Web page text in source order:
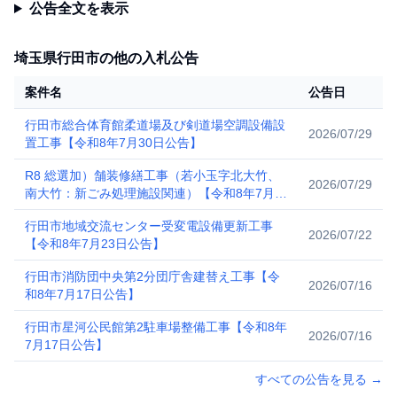
公告全文を表示
埼玉県行田市の他の入札公告
案件名 公告日
行田市総合体育館柔道場及び剣道場空調設備設
置工事【令和8年7月30日公告】
2026/07/29
R8 総選加）舗装修繕工事（若小玉字北大竹、
南大竹：新ごみ処理施設関連）【令和8年7月
30日公告】
2026/07/29
行田市地域交流センター受変電設備更新工事
【令和8年7月23日公告】
2026/07/22
行田市消防団中央第2分団庁舎建替え工事【令
和8年7月17日公告】
2026/07/16
行田市星河公民館第2駐車場整備工事【令和8年
7月17日公告】
2026/07/16
すべての公告を見る →